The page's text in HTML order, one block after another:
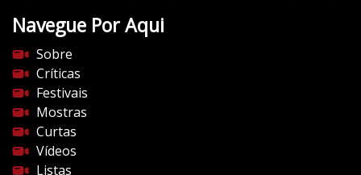
e
d
o
c
i
n
e
Navegue Por Aqui
Sobre
Críticas
Festivais
Mostras
Curtas
Vídeos
Listas